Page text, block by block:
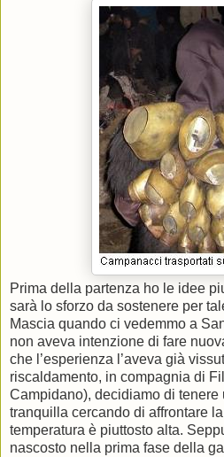
Prima della partenza ho le idee
sarà lo sforzo da sostenere per
Mascia quando ci vedemmo a
non aveva intenzione di fare
che l’esperienza l’aveva già
riscaldamento, in compagnia di
Campidano), decidiamo di tenere
tranquilla cercando di affrontare
temperatura è piuttosto alta.
nascosto nella prima fase della